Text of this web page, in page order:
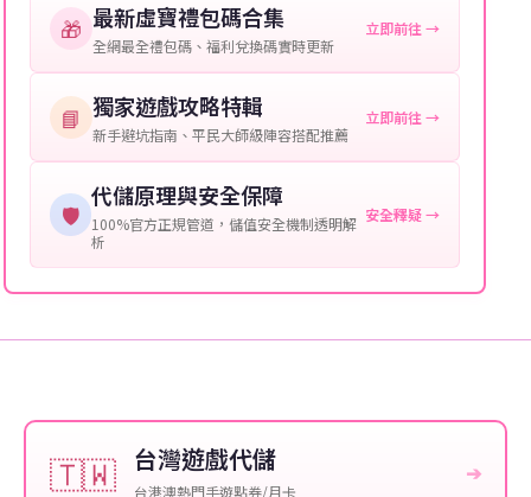
提供這些信息能幫助我們更快地處理您的代儲需求，確
保您盡享遊戲樂趣！
🎁 最新虛寶禮包碼合集
全網最全禮包碼、福利兌換碼實時更新
立即前往 →
📘 獨家遊戲攻略特輯
新手避坑指南、平民大師級陣容搭配推薦
立即前往 →
🛡️
代儲原理與安全保障
100%官方正規管道，儲值安全機制透明解
析
安全釋疑 →
🇹🇼 台灣遊戲代儲
台港澳熱門手遊點券/月卡
➔